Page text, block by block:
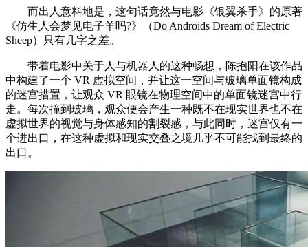
而出人意料地是，这句话竟然与电影《银翼杀手》的原著
《仿生人会梦见电子羊吗?》（Do Androids Dream of Electric
Sheep）只有几字之差。
带着电影中关于人与机器人的这种畅想，陈抱阳在该作品
中构建了一个 VR 虚拟空间，并让这一空间与玻璃单面镜构成
的迷宫措置，让观众 VR 眼镜在物理空间中的单面镜迷宫中行
走。每次撞到玻璃，观众便会产生一种既不在现实世界也不在
虚拟世界的视觉与身体感知的割裂感，与此同时，迷宫仅有一
个进出口，在这种虚拟和现实交叠之境几乎不可能找到最终的
出口。